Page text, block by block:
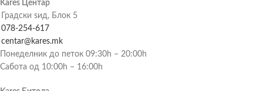
Kares Центар
Градски ѕид, Блок 5
078-254-617
centar@kares.mk
Понеделник до петок 09:30h – 20:00h
Сабота од 10:00h – 16:00h